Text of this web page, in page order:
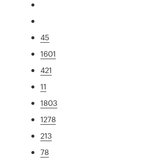
45
1601
421
11
1803
1278
213
78